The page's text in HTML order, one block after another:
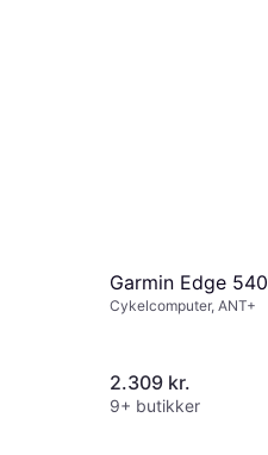
Garmin Edge 540
Cykelcomputer, ANT+
2.309 kr.
9+ butikker